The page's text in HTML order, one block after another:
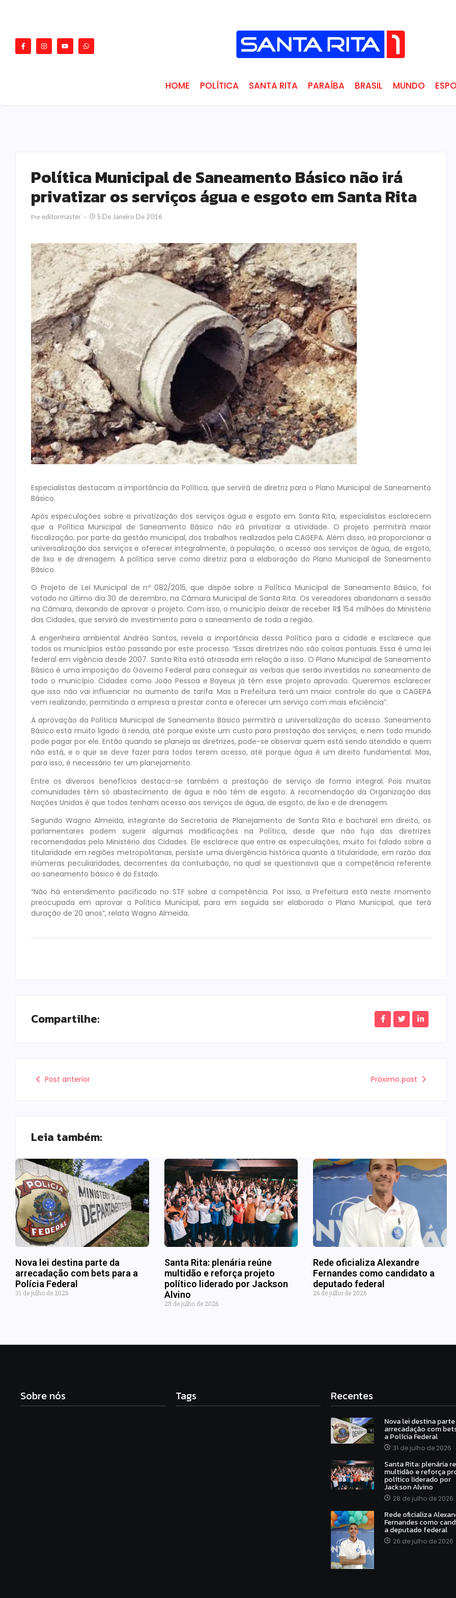
HOME POLÍTICA SANTA RITA PARAÍBA BRASIL MUNDO
Política Municipal de Saneamento Básico não irá
privatizar os serviços água e esgoto em Santa Rita
Por Editormaster 5 De Janeiro De 2016
Especialistas destacam a importância da Política, que servirá de diretriz para o Plano Municipal de Saneamento
Básico.
Após especulações sobre a privatização dos serviços água e esgoto em Santa Rita, especialistas esclarecem
que a Política Municipal de Saneamento Básico não irá privatizar a atividade. O projeto permitirá maior
fiscalização, por parte da gestão municipal, dos trabalhos realizados pela CAGEPA. Além disso, irá proporcionar a
universalização dos serviços e oferecer integralmente, à população, o acesso aos serviços de água, de esgoto,
de lixo e de drenagem. A política serve como diretriz para a elaboração do Plano Municipal de Saneamento
Básico.
O Projeto de Lei Municipal de nº 082/2015, que dispõe sobre a Política Municipal de Saneamento Básico, foi
votado no último dia 30 de dezembro, na Câmara Municipal de Santa Rita. Os vereadores abandonam a sessão
na Câmara, deixando de aprovar o projeto. Com isso, o município deixar de receber R$ 154 milhões do Ministério
das Cidades, que servirá de investimento para o saneamento de toda a região.
A engenheira ambiental Andréa Santos, revela a importância dessa Política para a cidade e esclarece que
todos os municípios estão passando por este processo. “Essas diretrizes não são coisas pontuais. Essa é uma lei
federal em vigência desde 2007. Santa Rita está atrasada em relação a isso. O Plano Municipal de Saneamento
Básico é uma imposição do Governo Federal para conseguir as verbas que serão investidas no saneamento de
todo o município. Cidades como João Pessoa e Bayeux já têm esse projeto aprovado. Queremos esclarecer
que isso não vai influenciar no aumento de tarifa. Mas a Prefeitura terá um maior controle do que a CAGEPA
vem realizando, permitindo a empresa a prestar conta e oferecer um serviço com mais eficiência”.
A aprovação da Política Municipal de Saneamento Básico permitirá a universalização do acesso. Saneamento
Básico está muito ligado à renda, até porque existe um custo para prestação dos serviços, e nem todo mundo
pode pagar por ele. Então quando se planeja as diretrizes, pode-se observar quem está sendo atendido e quem
não está, e o que se deve fazer para todos terem acesso, até porque água é um direito fundamental. Mas,
para isso, é necessário ter um planejamento.
Entre os diversos benefícios destaca-se também a prestação de serviço de forma integral. Pois muitas
comunidades têm só abastecimento de água e não têm de esgoto. A recomendação da Organização das
Nações Unidas é que todos tenham acesso aos serviços de água, de esgoto, de lixo e de drenagem.
Segundo Wagno Almeida, integrante da Secretaria de Planejamento de Santa Rita e bacharel em direito, os
parlamentares podem sugerir algumas modificações na Política, desde que não fuja das diretrizes
recomendadas pelo Ministério das Cidades. Ele esclarece que entre as especulações, muito foi falado sobre a
titularidade em regiões metropolitanas, persiste uma divergência histórica quanto à titularidade, em razão das
inúmeras peculiaridades, decorrentes da conturbação, na qual se questionava que a competência referente
ao saneamento básico é do Estado.
“Não há entendimento pacificado no STF sobre a competência. Por isso, a Prefeitura está neste momento
preocupada em aprovar a Política Municipal, para em seguida ser elaborado o Plano Municipal, que terá
duração de 20 anos”, relata Wagno Almeida.
Compartilhe:
Post anterior Próximo post
Leia também:
Nova lei destina parte da
arrecadação com bets para a
Polícia Federal
31 de julho de 2026
Santa Rita: plenária reúne
multidão e reforça projeto
político liderado por Jackson
Alvino
28 de julho de 2026
Rede oficializa Alexandre
Fernandes como candidato a
deputado federal
26 de julho de 2026
Sobre nós Tags Recentes
Nova lei destina
arrecadação com
a Polícia Federal
31 de julho de 2026
Santa Rita: plenária
multidão e reforça
político liderado por
Jackson Alvino
28 de julho de 2026
Rede oficializa
Fernandes como
a deputado federal
26 de julho de 2026